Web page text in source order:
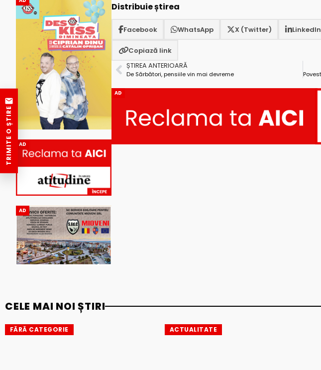
AD
AD
Distribuie știrea
Facebook WhatsApp X (Twitter) LinkedIn
Copiază link
ȘTIREA ANTERIOARĂ
De Sărbători, pensiile vin mai devreme
AD
CELE MAI NOI ȘTIRI
FĂRĂ CATEGORIE ACTUALITATE
TRIMITE O ȘTIRE